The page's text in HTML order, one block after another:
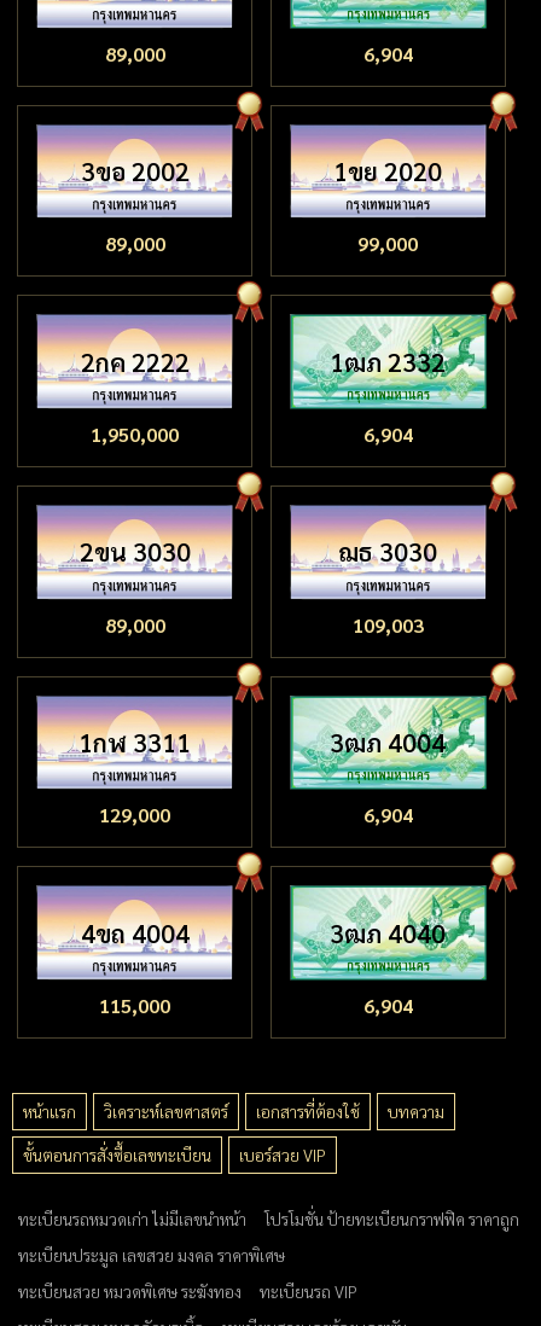
89,000 6,904
3ขอ 2002
89,000
1ขย 2020
99,000
2กค 2222
1,950,000
1ฒภ 2332
6,904
2ขน 3030
89,000
ฌธ 3030
109,003
1กฬ 3311
129,000
3ฒภ 4004
6,904
4ขถ 4004
115,000
3ฒภ 4040
6,904
หน้าแรก วิเคราะห์เลขศาสตร์ เอกสารที่ต้องใช้
บทความ
ขั้นตอนการสั่งซื้อเลขทะเบียน
เบอร์สวย VIP
ทะเบียนรถหมวดเก่า ไม่มีเลขนำหน้า
โปรโมชั่น ป้ายทะเบียนกราฟฟิค ราคาถูก
ทะเบียนประมูล เลขสวย มงคล ราคาพิเศษ
ทะเบียนสวย หมวดพิเศษ ระฆังทอง
ทะเบียนรถ VIP